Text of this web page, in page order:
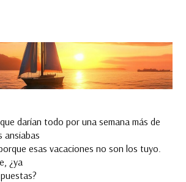
darían todo por una semana más de
ansiabas
esas vacaciones no son los tuyo.
¿ya